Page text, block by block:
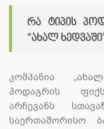
რა ტიპის
“ახალ
კომპანია
პოდაგრის
არჩევანს
საერთაშორისო